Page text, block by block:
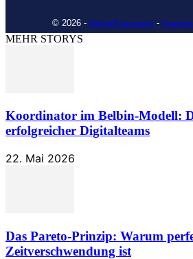
© 2026 - DigitalCommand -
MEHR STORYS
Koordinator im Belbin-Modell:
erfolgreicher Digitalteams
22. Mai 2026
Das Pareto-Prinzip: Warum
Zeitverschwendung ist